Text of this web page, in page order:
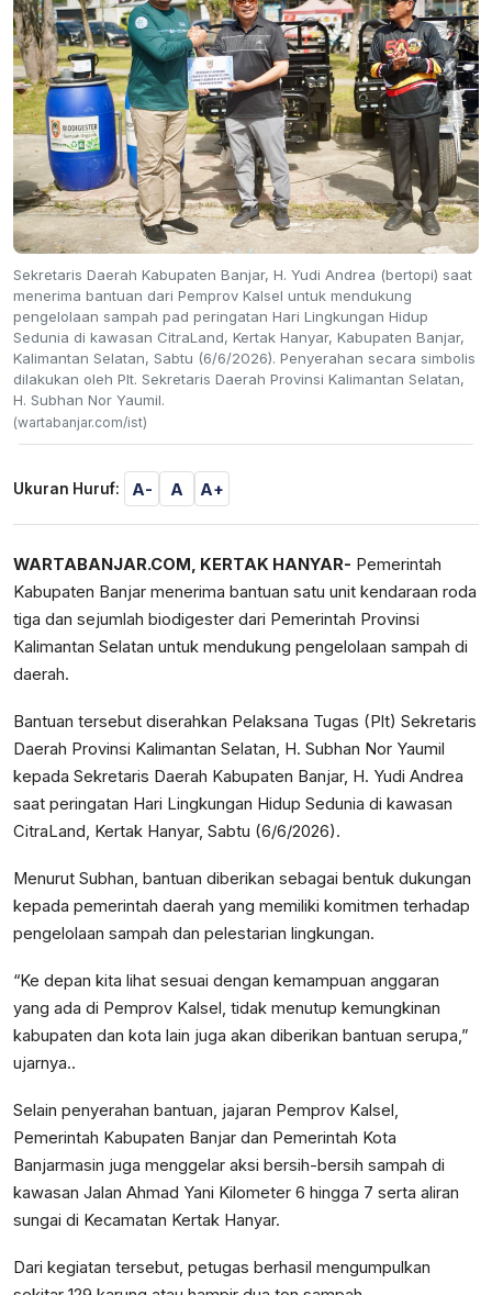
Sekretaris Daerah Kabupaten Banjar, H. Yudi Andrea (bertopi) saat
menerima bantuan dari Pemprov Kalsel untuk mendukung
pengelolaan sampah pad peringatan Hari Lingkungan Hidup
Sedunia di kawasan CitraLand, Kertak Hanyar, Kabupaten Banjar,
Kalimantan Selatan, Sabtu (6/6/2026). Penyerahan secara simbolis
dilakukan oleh Plt. Sekretaris Daerah Provinsi Kalimantan Selatan,
H. Subhan Nor Yaumil.
(wartabanjar.com/ist)
Ukuran Huruf: A- A A+
WARTABANJAR.COM, KERTAK HANYAR- Pemerintah
Kabupaten Banjar menerima bantuan satu unit kendaraan roda
tiga dan sejumlah biodigester dari Pemerintah Provinsi
Kalimantan Selatan untuk mendukung pengelolaan sampah di
daerah.
Bantuan tersebut diserahkan Pelaksana Tugas (Plt) Sekretaris
Daerah Provinsi Kalimantan Selatan, H. Subhan Nor Yaumil
kepada Sekretaris Daerah Kabupaten Banjar, H. Yudi Andrea
saat peringatan Hari Lingkungan Hidup Sedunia di kawasan
CitraLand, Kertak Hanyar, Sabtu (6/6/2026).
Menurut Subhan, bantuan diberikan sebagai bentuk dukungan
kepada pemerintah daerah yang memiliki komitmen terhadap
pengelolaan sampah dan pelestarian lingkungan.
“Ke depan kita lihat sesuai dengan kemampuan anggaran
yang ada di Pemprov Kalsel, tidak menutup kemungkinan
kabupaten dan kota lain juga akan diberikan bantuan serupa,”
ujarnya..
Selain penyerahan bantuan, jajaran Pemprov Kalsel,
Pemerintah Kabupaten Banjar dan Pemerintah Kota
Banjarmasin juga menggelar aksi bersih-bersih sampah di
kawasan Jalan Ahmad Yani Kilometer 6 hingga 7 serta aliran
sungai di Kecamatan Kertak Hanyar.
Dari kegiatan tersebut, petugas berhasil mengumpulkan